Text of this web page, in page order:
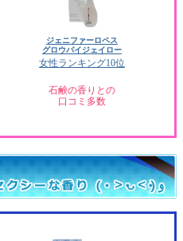
ジェニファーロペス
グロウバイジェイロー
女性ランキング10位
石鹸の香りとの
口コミ多数